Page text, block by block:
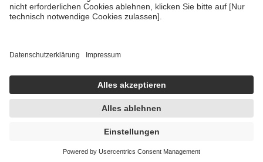
• Harn- und Blutteststreifen
getroffen, um sicherzustellen, dass es sich um echte Bewertungen
https://help.etrusted.com/hc/de/articles/4419944605341
Einige Bilder und Inhalte wurden unter Zuhilfenahme künstlicher